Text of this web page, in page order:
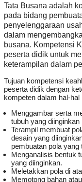
Tata Busana adalah
pada bidang
penyelenggaraan
dalam
busana. Kompetensi
peserta didik untuk
keterampilan dalam
Tujuan kompetensi
peserta didik dengan
kompeten dalam hal-hal
Menggambar serta
tubuh yang diinginkan
Terampil membuat
desain yang
pembuatan pola yang
Menganalisis bentuk
yang diinginkan.
Meletakkan pola di
Memotong bahan